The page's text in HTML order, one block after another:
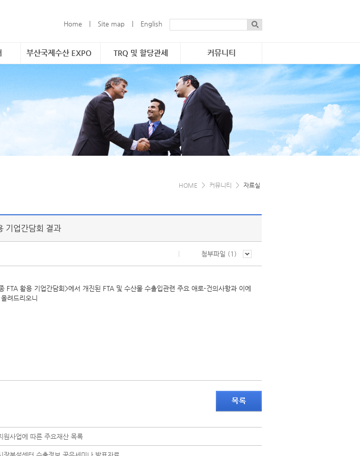
Home Site map English
부산국제수산 EXPO TRQ 및 할당관세
소개
품목·물량 현황
TRQ 진행개요
문의·연락처
커뮤니티
통합공고
자료실
보도자료
게시판
e-카탈로그
HOME > 커뮤니티 > 자료실
기업간담회 결과
첨부파일 (1 )
활용 기업간담회>에서 개진된 FTA 및 수산물 수출입관련 주요 애로-건의사항과 이에
려드리오니
사업에 따른 주요재산 목록